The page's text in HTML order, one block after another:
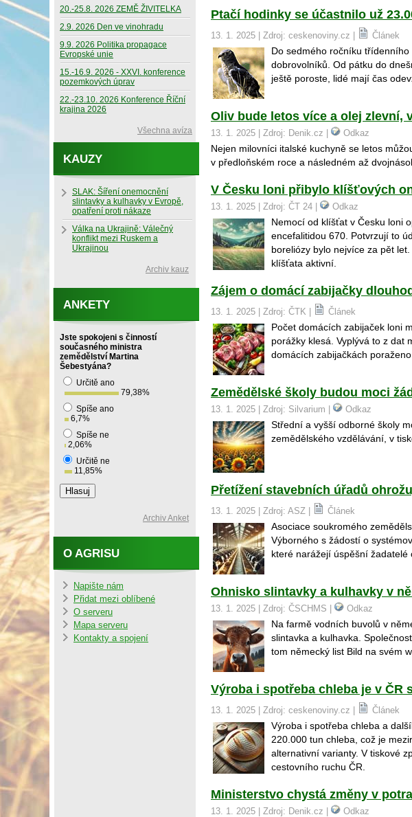
Ptačí hodinky se účastnilo už
13. 1. 2025 | Zdroj: ceskenoviny.cz | Článek
Do sedmého ročníku
dobrovolníků. Od pátku do
ještě poroste, lidé mají čas
Oliv bude letos více a olej zlevní,
13. 1. 2025 | Zdroj: Denik.cz | Odkaz
Nejen milovníci italské kuchyně se letos
v předloňském roce a následném až
V Česku loni přibylo klíšťových
13. 1. 2025 | Zdroj: ČT 24 | Odkaz
Nemocí od klíšťat v Česku loni
encefalitidou 670. Potvrzují to
boreliózy bylo nejvíce za pět
klíšťata aktivní.
Zájem o domácí zabijačky
13. 1. 2025 | Zdroj: ČTK | Článek
Počet domácích zabijaček loni
porážky klesá. Vyplývá to z dat
domácích zabijačkách
Zemědělské školy budou moci
13. 1. 2025 | Zdroj: Silvarium | Odkaz
Střední a vyšší odborné školy
zemědělského vzdělávání, v
Přetížení stavebních úřadů
13. 1. 2025 | Zdroj: ASZ | Článek
Asociace soukromého
Výborného s žádostí o
které narážejí úspěšní žadatelé
Ohnisko slintavky a kulhavky v
13. 1. 2025 | Zdroj: ČSCHMS | Odkaz
Na farmě vodních buvolů v
slintavka a kulhavka.
tom německý list Bild na svém
Výroba i spotřeba chleba je v
13. 1. 2025 | Zdroj: ceskenoviny.cz | Článek
Výroba i spotřeba chleba a
220.000 tun chleba, což je
alternativní varianty. V tiskové
cestovního ruchu ČR.
Ministerstvo chystá změny v
13. 1. 2025 | Zdroj: Denik.cz | Odkaz
20.-25.8. 2026 ZEMĚ ŽIVITELKA
2.9. 2026 Den ve vinohradu
9.9. 2026 Politika propagace
Evropské unie
15.-16.9. 2026 - XXVI. konference
pozemkových úprav
22.-23.10. 2026 Konference Říční
krajina 2026
Všechna avíza
KAUZY
SLAK: Šíření onemocnění
slintavky a kulhavky v Evropě,
opatření proti nákaze
Válka na Ukrajině: Válečný
konflikt mezi Ruskem a
Ukrajinou
Archiv kauz
ANKETY
Jste spokojeni s činností
současného ministra
zemědělství Martina
Šebestyána?
Určitě ano
79,38%
Spíše ano
6,7%
Spíše ne
2,06%
Určitě ne
11,85%
Archiv Anket
O AGRISU
Napište nám
Přidat mezi oblíbené
O serveru
Mapa serveru
Kontakty a spojení